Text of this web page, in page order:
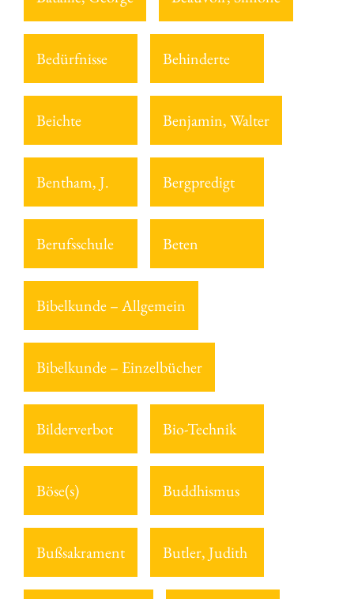
Bedürfnisse Behinderte
Beichte Benjamin, Walter
Bentham, J. Bergpredigt
Berufsschule Beten
Bibelkunde – Allgemein
Bibelkunde – Einzelbücher
Bilderverbot Bio-Technik
Böse(s) Buddhismus
Bußsakrament Butler, Judith